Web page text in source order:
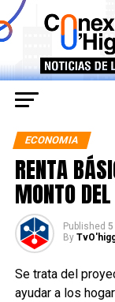
ECONOMIA
RENTA
MONTO
Published
By
Se trata del
ayudar a los